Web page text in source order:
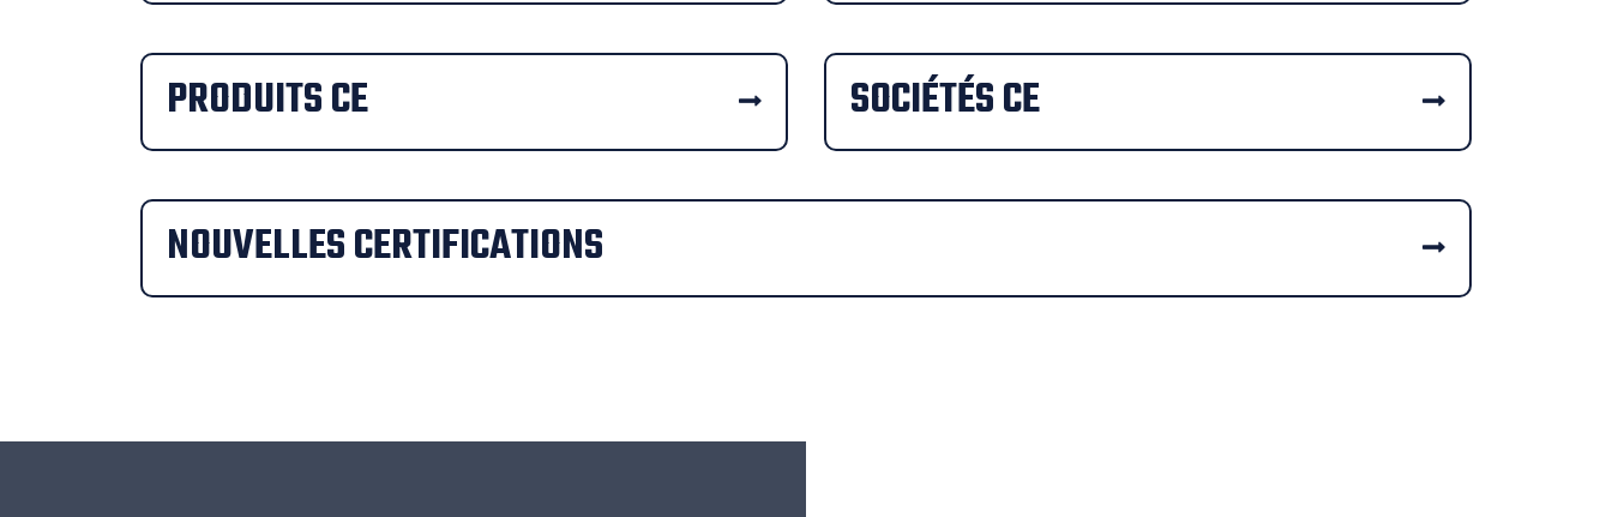
PRODUITS CE SOCIÉTÉS CE
NOUVELLES CERTIFICATIONS